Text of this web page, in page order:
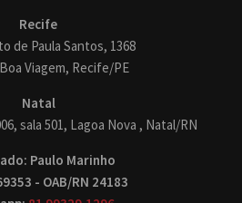
Recife
de Paula Santos, 1368
Viagem, Recife/PE
Natal
sala 501, Lagoa Nova , Natal/RN
Paulo Marinho
- OAB/RN 24183